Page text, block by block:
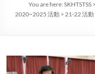
You are here:SKHTSTSS
2020~2025 活動 >21-22 活動